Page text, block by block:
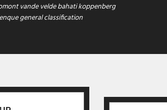
vande velde bahati koppenberg
general classification